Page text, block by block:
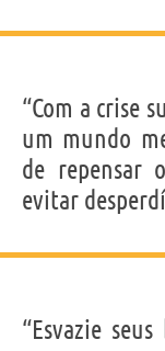
“Com a crise
um mundo
de repensar
evitar
“Esvazie